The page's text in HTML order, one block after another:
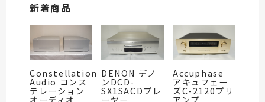
新着商品
Constellation
Audio コンス
テレーション
オーディオ
DENON デノ
ンDCD-
SX1SACDプレ
ーヤー
Accuphase
アキュフェー
ズC-2120プリ
アンプ